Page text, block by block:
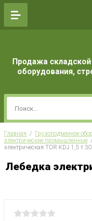
Продажа
оборудования,
Главная
  /
Грузоподъемное
электрические промышленные
  /
электрическая TOR KDJ 1,5 т
Лебедка